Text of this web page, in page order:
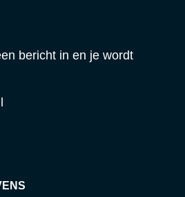
bericht in en je wordt